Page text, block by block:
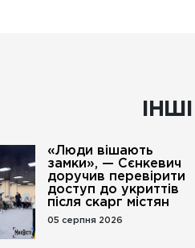
«Люди вішають
замки», — Сєнкевич
доручив перевірити
доступ до укриттів
після скарг містян
05 серпня 2026